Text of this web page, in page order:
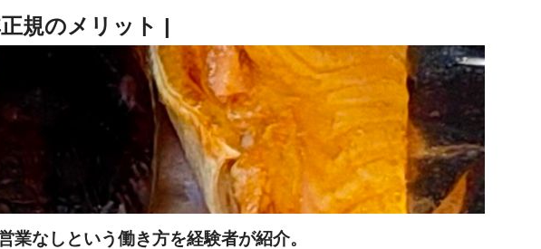
なしという働き方を経験者が紹介。